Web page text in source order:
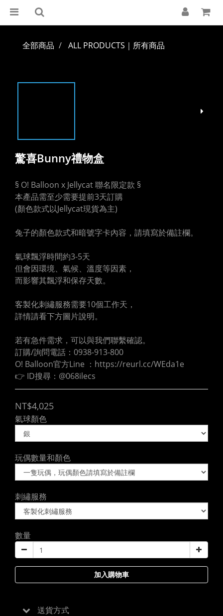
全部商品 ALL PRODUCTS｜所有商品
驚喜Bunny禮物盒
§ O! Balloon x Jellycat 聯名限定款 §
本產品需至少需要提前3天訂購
(顏色款式以Jellycat現貨為主)
兔子的顏色款式和暗號字卡內容，請填寫於備註欄。
氣球飄浮時間約3-5天
但會因環境、氣候、溫度等因素，
而影響其飄浮和保存天數。
客製化刺繡服務需要10個工作天，
詳情請看下方圖片說明。
若有急件需求，可以與我們聯繫確認。
訂購/詢問電話：0938-913-800
O! Balloon官方Line ：https://reurl.cc/WEda1e
👉 ID搜尋：@068ilecs
NT$4,025
氣球顏色
玩偶數量和顏色
刺繡服務
數量
加入購物車
送貨方式